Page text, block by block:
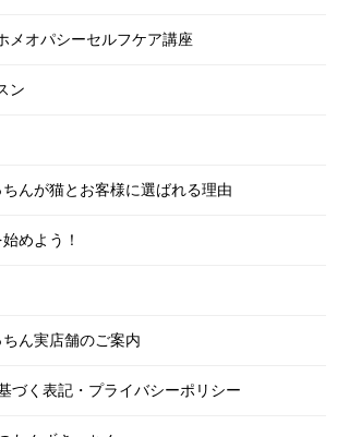
メオパシーセルフケア講座
ン
んが猫とお客様に選ばれる理由
めよう！
ん実店舗のご案内
づく表記・プライバシーポリシー